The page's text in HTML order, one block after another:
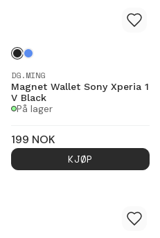
DG.MING
Magnet Wallet Sony Xperia 1
V Black
På lager
199 NOK
KJØP